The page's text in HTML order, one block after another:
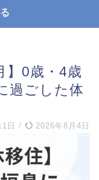
】0歳・4歳
過ごした体
日 / 2026年8月4日